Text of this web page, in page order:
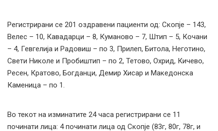
Регистрирани сe 201 оздравени пациенти од: Скопје – 143,
Велес – 10, Кавадарци – 8, Куманово – 7, Штип – 5, Кочани
– 4, Гевгелија и Радовиш – по 3, Прилеп, Битола, Неготино,
Свети Николе и Пробиштип – по 2, Тетово, Охрид, Кичево,
Ресен, Кратово, Богданци, Демир Хисар и Македонска
Каменица – по 1.
Во текот на изминатите 24 часа регистрирани се 11
починати лица: 4 починати лица од Скопје (83г, 80г, 78г, и